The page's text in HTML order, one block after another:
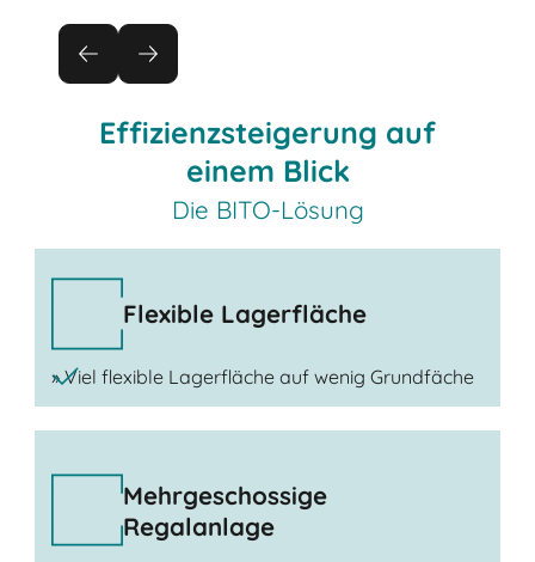
Effizienzsteigerung auf
einem Blick
Die BITO-Lösung
Flexible Lagerfläche
» Viel flexible Lagerfläche auf wenig Grundfäche
Mehrgeschossige
Regalanlage